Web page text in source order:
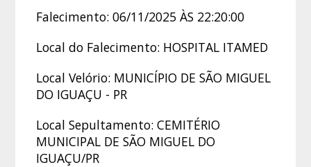
Falecimento: 06/11/2025 ÀS 22:20:00
Local do Falecimento: HOSPITAL ITAMED
Local Velório: MUNICÍPIO DE SÃO MIGUEL
DO IGUAÇU - PR
Local Sepultamento: CEMITÉRIO
MUNICIPAL DE SÃO MIGUEL DO
IGUAÇU/PR